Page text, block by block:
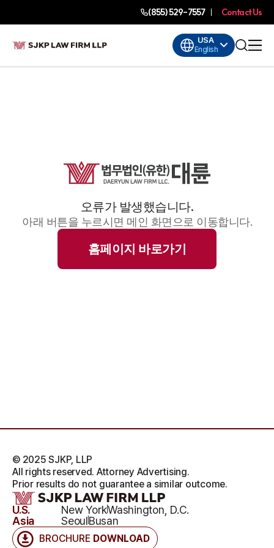
(855) 529-7557 Contact Us
USA
English
오류가 발생했습니다.
아래 버튼을 누르시면 메인 화면으로 이동합니다.
홈페이지 바로가기
BROCHURE DOWNLOAD
U.S. New YorkWashington, D.C.
Asia
SeoulBusan
© 2025 SJKP, LLP
All rights reserved. Attorney Advertising.
Prior results do not guarantee a similar outcome.